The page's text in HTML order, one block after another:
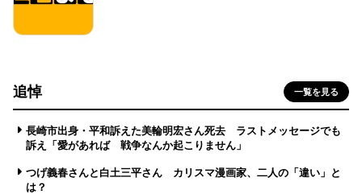
追悼 一覧を見る
長崎市出身・平和訴えた美輪明宏さん死去 ラストメッセージでも
訴え「愛があれば 戦争なんか起こりません」
つげ義春さんと白土三平さん カリスマ漫画家、二人の「違い」と
は？